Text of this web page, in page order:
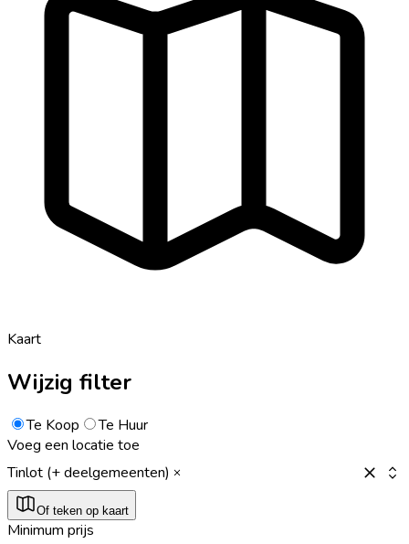
Kaart
Wijzig filter
Te Koop
Te Huur
Voeg een locatie toe
Tinlot (+ deelgemeenten)
Of teken op kaart
Minimum prijs